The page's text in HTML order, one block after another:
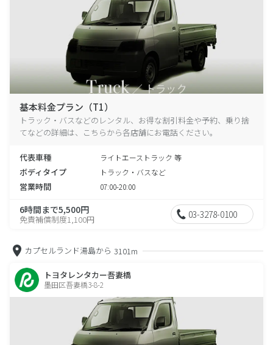
基本料金プラン（T1）
トラック・バスなどのレンタル、お得な割引料金や予約、乗り捨
てなどの詳細は、こちらから各店舗にお電話ください。
代表車種 ライトエーストラック 等
ボディタイプ トラック・バスなど
営業時間 07:00-20:00
6時間まで5,500円
免責補償制度1,100円 03-3278-0100
カプセルランド湯島から 3101m
トヨタレンタカー吾妻橋
墨田区吾妻橋3-8-2